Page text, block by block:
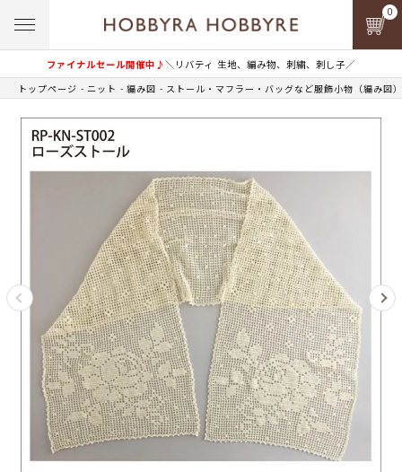
ファイナルセール開催中♪＼リバティ 生地、編み物、刺繍、刺し子／
0
トップページ ニット 編み図 ストール・マフラー・バッグなど服飾小物（編み図）